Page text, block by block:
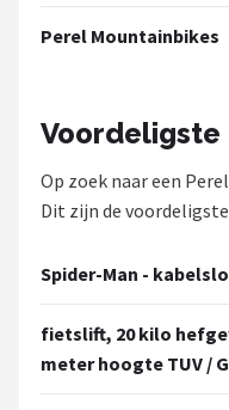
Schwalbe
Voltano
Cortina
Alle merken →
Perel Mountainbikes
Op zoek naar een
Dit zijn de
Spider-Man -
fietslift, 20 kilo
meter hoogte TUV /